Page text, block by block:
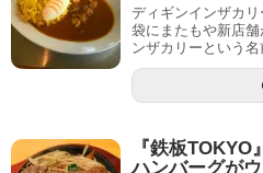
ディギンインザカ
袋にまたもや新店
ンザカリーという名
『鉄板
ハンバーグが